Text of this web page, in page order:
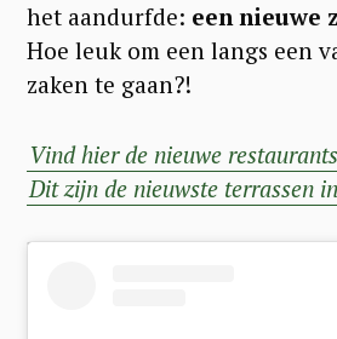
het aandurfde: een nieuwe
Hoe leuk om een langs een
zaken te gaan?!
Vind hier de nieuwe
Dit zijn de nieuwste terrassen